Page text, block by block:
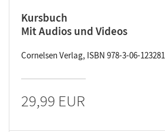
Kursbuch
Mit Audios und Videos
Cornelsen Verlag, ISBN 978-3-06-
29,99 EUR